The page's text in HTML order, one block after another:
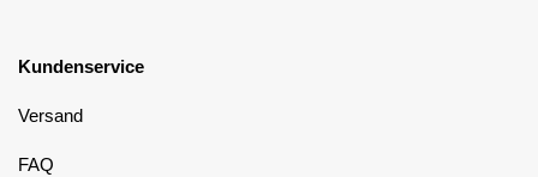
Kundenservice
Versand
FAQ